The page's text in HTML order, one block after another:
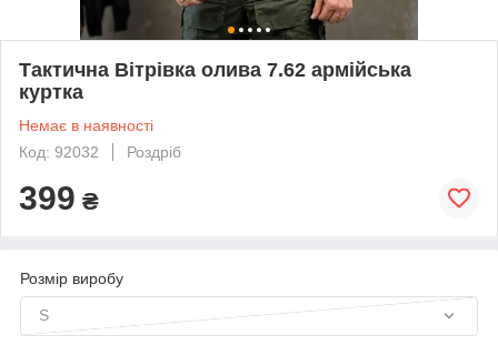
Тактична Вітрівка олива 7.62 армійська
куртка
Немає в наявності
Код: 92032
Роздріб
399 ₴
Розмір виробу
S